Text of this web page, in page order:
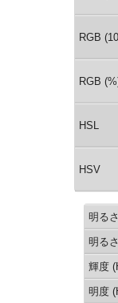
RGB
RGB
HSL
HSV
明る
明る
輝度
明度